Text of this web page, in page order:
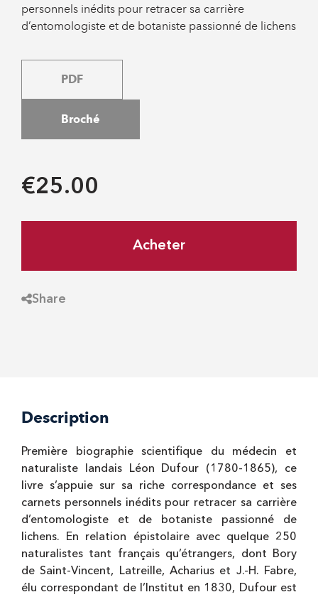
personnels inédits pour retracer sa carrière
d’entomologiste et de botaniste passionné de lichens
PDF
Broché
€25.00
Acheter
Share
Description
Première biographie scientifique du médecin et
naturaliste landais Léon Dufour (1780-1865), ce
livre s’appuie sur sa riche correspondance et ses
carnets personnels inédits pour retracer sa carrière
d’entomologiste et de botaniste passionné de
lichens. En relation épistolaire avec quelque 250
naturalistes tant français qu’étrangers, dont Bory
de Saint-Vincent, Latreille, Acharius et J.-H. Fabre,
élu correspondant de l’Institut en 1830, Dufour est